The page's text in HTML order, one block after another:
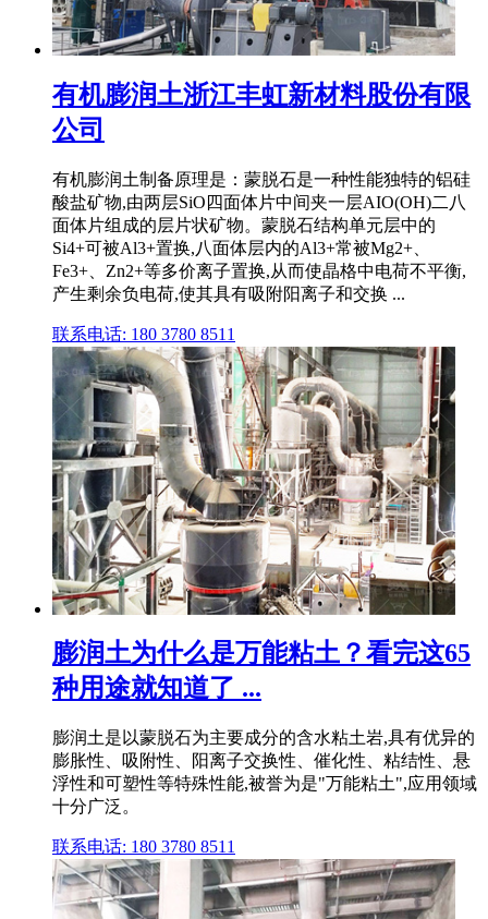
有机膨润土浙江丰虹新材料股份有限
公司
有机膨润土制备原理是：蒙脱石是一种性能独特的铝硅
酸盐矿物,由两层SiO四面体片中间夹一层AIO(OH)二八
面体片组成的层片状矿物。蒙脱石结构单元层中的
Si4+可被Al3+置换,八面体层内的Al3+常被Mg2+、
Fe3+、Zn2+等多价离子置换,从而使晶格中电荷不平衡,
产生剩余负电荷,使其具有吸附阳离子和交换 ...
联系电话: 180 3780 8511
膨润土为什么是万能粘土？看完这65
种用途就知道了 ...
膨润土是以蒙脱石为主要成分的含水粘土岩,具有优异的
膨胀性、吸附性、阳离子交换性、催化性、粘结性、悬
浮性和可塑性等特殊性能,被誉为是"万能粘土",应用领域
十分广泛。
联系电话: 180 3780 8511